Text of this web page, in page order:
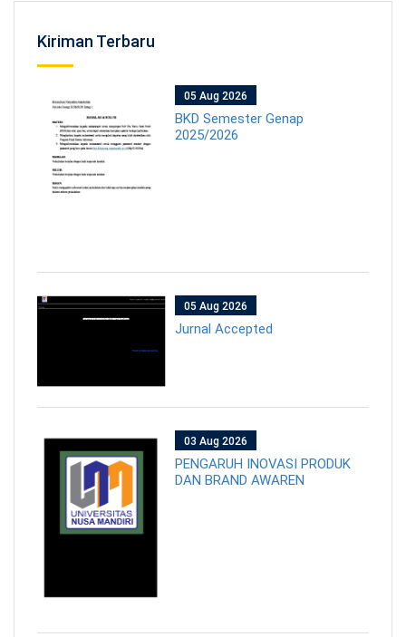
Kiriman Terbaru
05 Aug 2026
BKD Semester Genap
2025/2026
05 Aug 2026
Jurnal Accepted
03 Aug 2026
PENGARUH INOVASI PRODUK
DAN BRAND AWAREN